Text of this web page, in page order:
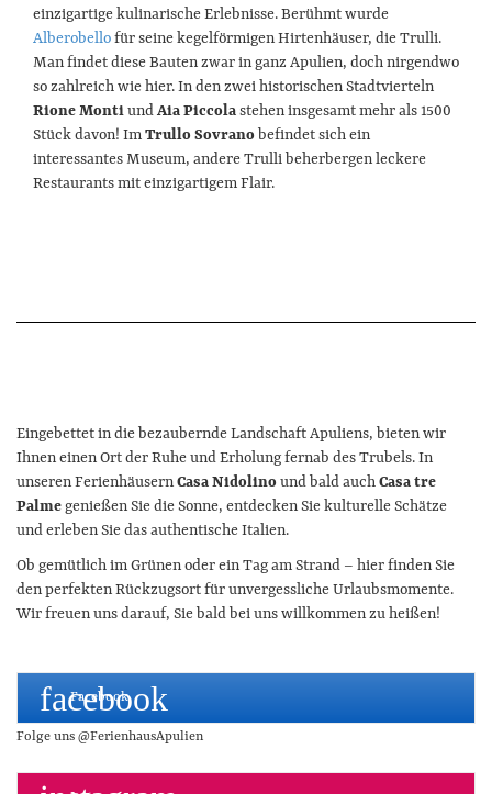
Freizeit, Sport & Wellness
Sehenswürdigkeiten
Nach dem Urlaub
Gastgeber
einzigartige kulinarische Erlebnisse. Berühmt wurde
Alberobellofür seine kegelförmigen Hirtenhäuser, die Trulli.
Man findet diese Bauten zwar in ganz Apulien, doch nirgendwo
so zahlreich wie hier. In den zwei historischen Stadtvierteln
Rione MontiundAia Piccolastehen insgesamt mehr als 1500
Stück davon! ImTrullo Sovrano befindet sich ein
interessantes Museum, andere Trulli beherbergen leckere
Restaurants mit einzigartigem Flair.
Eingebettet in die bezaubernde Landschaft Apuliens, bieten wir
Ihnen einen Ort der Ruhe und Erholung fernab des Trubels. In
unseren FerienhäusernCasa Nidolinound bald auchCasa tre
Palmegenießen Sie die Sonne, entdecken Sie kulturelle Schätze
und erleben Sie das authentische Italien.
Ob gemütlich im Grünen oder ein Tag am Strand – hier finden Sie
den perfekten Rückzugsort für unvergessliche Urlaubsmomente.
Wir freuen uns darauf, Sie bald bei uns willkommen zu heißen!
Facebook